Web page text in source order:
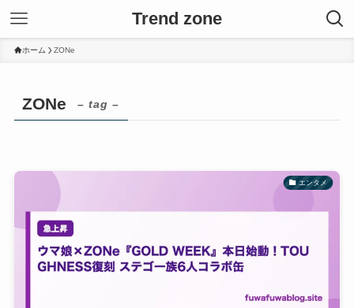
Trend zone
ホーム ZONe
ZONe – tag –
エンタメ